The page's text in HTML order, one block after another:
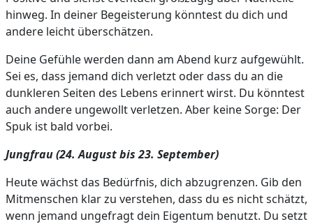
hinweg. In deiner Begeisterung könntest du dich und
andere leicht überschätzen.
Deine Gefühle werden dann am Abend kurz aufgewühlt.
Sei es, dass jemand dich verletzt oder dass du an die
dunkleren Seiten des Lebens erinnert wirst. Du könntest
auch andere ungewollt verletzen. Aber keine Sorge: Der
Spuk ist bald vorbei.
Jungfrau (24. August bis 23. September)
Heute wächst das Bedürfnis, dich abzugrenzen. Gib den
Mitmenschen klar zu verstehen, dass du es nicht schätzt,
wenn jemand ungefragt dein Eigentum benutzt. Du setzt